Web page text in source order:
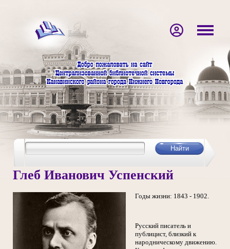
Глеб Иванович Успенский
Годы жизни: 1843 - 1902.
Русский писатель и
публицист, близкий к
народническому движению.